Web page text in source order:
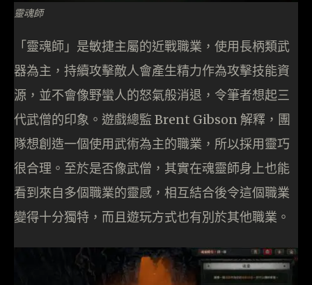
靈魂師
「靈魂師」是敏捷主屬的近戰職業，使用長柄類武
器為主，持續攻擊敵人會產生精力作為攻擊技能資
源，並不會像野蠻人的怒氣般消退，令筆者想起三
代武僧的印象。遊戲總監 Brent Gibson 解釋，團
隊想創造一個使用武術為主的職業，所以採用靈巧
很合理。至於是否像武僧，其實在魂靈師身上也能
看到來自多個職業的靈感，相互結合後令這個職業
變得十分獨特，而且遊玩方式也有別於其他職業。